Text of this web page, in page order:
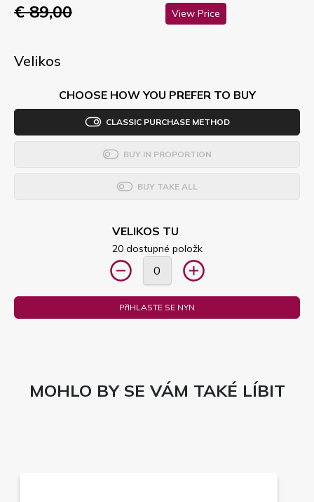
€ 89,00 View Price
Velikos
CHOOSE HOW YOU PREFER TO BUY
CLASSIC PURCHASE METHOD
BUY IN PROPORTION
BUY TAKE ALL
VELIKOS TU
20 dostupné položk
PřIHLASTE SE NYN
MOHLO BY SE VÁM TAKÉ LÍBIT